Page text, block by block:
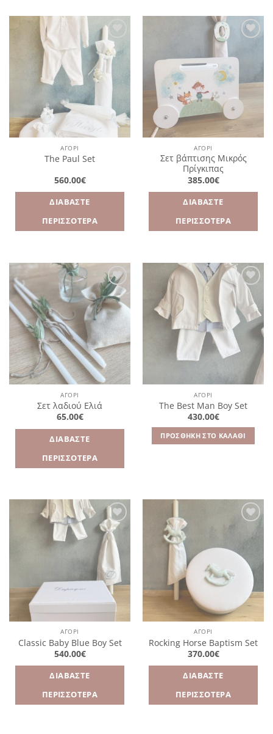
Πρόσθήκη
στην
λίστα
επιθυμιών
ΑΓΌΡΙ
The Paul Set
560.00€
ΔΙΑΒΆΣΤΕ
ΠΕΡΙΣΣΌΤΕΡΑ
Πρόσθήκη
στην
λίστα
επιθυμιών
ΑΓΌΡΙ
Σετ βάπτισης Μικρός
Πρίγκιπας
385.00€
ΔΙΑΒΆΣΤΕ
ΠΕΡΙΣΣΌΤΕΡΑ
Πρόσθήκη
στην
λίστα
επιθυμιών
ΑΓΌΡΙ
Σετ λαδιού Ελιά
65.00€
ΔΙΑΒΆΣΤΕ
ΠΕΡΙΣΣΌΤΕΡΑ
Πρόσθήκη
στην
λίστα
επιθυμιών
ΑΓΌΡΙ
The Best Man Boy Set
430.00€
ΠΡΟΣΘΉΚΗ ΣΤΟ ΚΑΛΆΘΙ
Πρόσθήκη
στην
λίστα
επιθυμιών
ΑΓΌΡΙ
Classic Baby Blue Boy Set
540.00€
ΔΙΑΒΆΣΤΕ
ΠΕΡΙΣΣΌΤΕΡΑ
επιθυμιών
ΑΓΌΡΙ
Rocking Horse Baptism Set
370.00€
ΔΙΑΒΆΣΤΕ
ΠΕΡΙΣΣΌΤΕΡΑ